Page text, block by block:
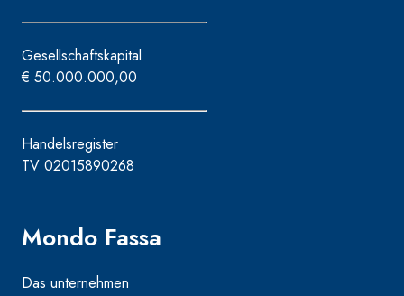
Gesellschaftskapital
€ 50.000.000,00
Handelsregister
TV 02015890268
Mondo Fassa
Das unternehmen